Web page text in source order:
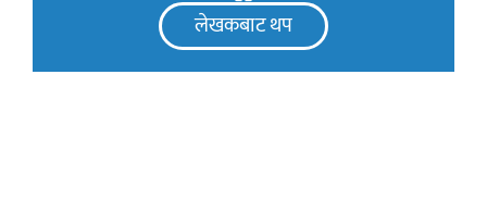
लेखकबाट थप